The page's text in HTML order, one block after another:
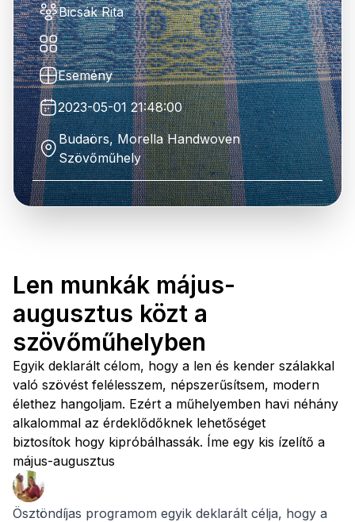
Bicsák Rita
Esemény
2023-05-01 21:48:00
Budaörs, Morella Handwoven
Szövőműhely
Len munkák május-
augusztus közt a
szövőműhelyben
Egyik deklarált célom, hogy a len és kender szálakkal
való szövést felélesszem, népszerűsítsem, modern
élethez hangoljam. Ezért a műhelyemben havi néhány
alkalommal az érdeklődőknek lehetőséget
biztosítok hogy kipróbálhassák. Íme egy kis ízelítő a
május-augusztus
Ösztöndíjas programom egyik deklarált célja, hogy a